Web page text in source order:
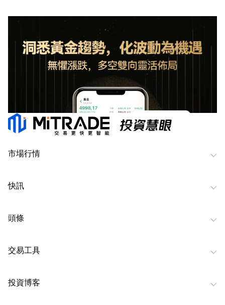
市場行情
快訊
頭條
交易工具
投資博客